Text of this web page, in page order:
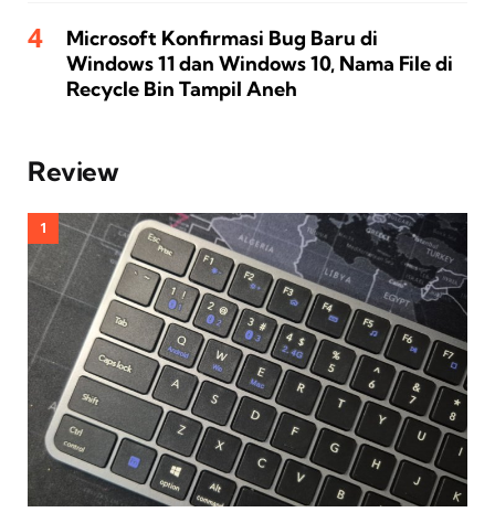
Microsoft Konfirmasi Bug Baru di
Windows 11 dan Windows 10, Nama File di
Recycle Bin Tampil Aneh
Review